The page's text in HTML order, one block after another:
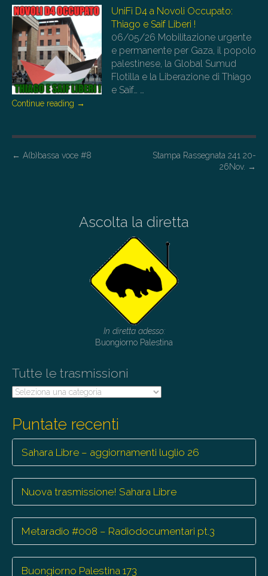
UniFi D4 a Novoli Occupato:
Thiago e Saif Liberi !
06/05/26 Mobilitazione urgente
e permanente per Gaza, il popolo
palestinese, la Global Sumud
Flotilla e la Liberazione di Thiago
e Saif… …
Continue reading →
P
n
← A(b)bassa voce #8
Stampa Rassegnata 241 20-
26Nov. →
Ascolta la diretta
In diretta adesso:
Buongiorno Palestina
Tutte le trasmissioni
Tutte
Puntate recenti
Sahara Libre – aggiornamenti luglio 26
Nuova trasmissione! Sahara Libre
Metaradio #008 – Radiodocumentari pt.3
Buongiorno Palestina 173